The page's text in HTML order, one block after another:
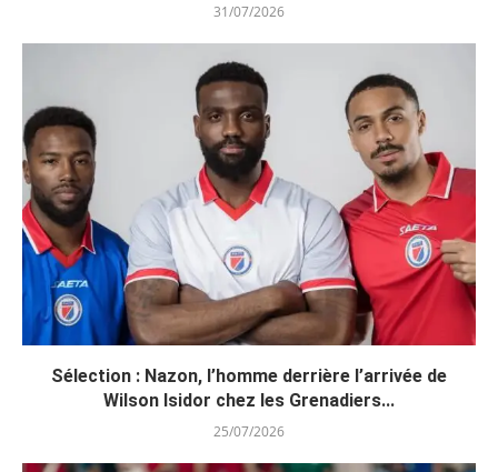
31/07/2026
Sélection : Nazon, l’homme derrière l’arrivée de
Wilson Isidor chez les Grenadiers...
25/07/2026